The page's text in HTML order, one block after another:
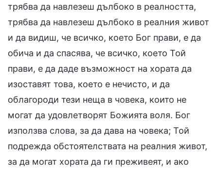
трябва да навлезеш дълбоко в реалността,
трябва да навлезеш дълбоко в реалния живот
и да видиш, че всичко, което Бог прави, е да
обича и да спасява, че всичко, което Той
прави, е да даде възможност на хората да
изоставят това, което е нечисто, и да
облагороди тези неща в човека, които не
могат да удовлетворят Божията воля. Бог
използва слова, за да дава на човека; Той
подрежда обстоятелствата на реалния живот,
за да могат хората да ги преживеят, и ако